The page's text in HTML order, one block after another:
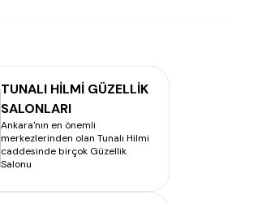
TUNALI HİLMİ GÜZELLİK
SALONLARI
Ankara'nın en önemli
merkezlerinden olan Tunalı Hilmi
caddesinde birçok Güzellik
Salonu